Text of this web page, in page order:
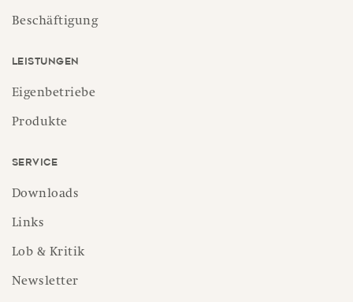
Beschäftigung
Leistungen
Eigenbetriebe
Produkte
Service
Downloads
Links
Lob & Kritik
Newsletter